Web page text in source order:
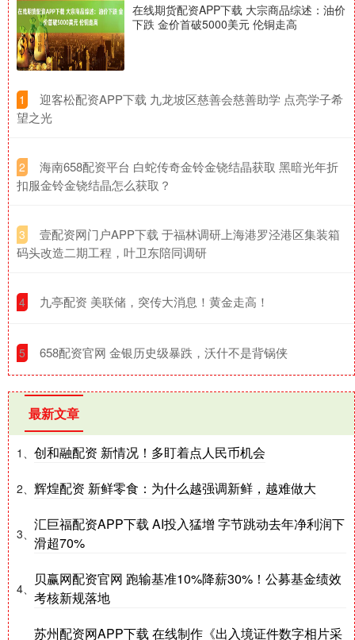
在线期货配资APP下载 大宗商品综述：油价
下跌 金价首破5000美元 伦铜走高
1
​迎客松配资APP下载 九龙坡区慈善会慈善助学 点亮学子希
望之光
2
​海南658配资平台 白蛇传奇金铃金铙结晶获取 黑暗光年折
扣服金铃金铙结晶怎么获取？
3
​壹配资网门户APP下载 于福林调研上海港罗泾港区集装箱
码头改造二期工程，叶卫东陪同调研
4 ​九亭配资 美联储，突传大消息！黄金走高！
5 ​658配资官网 金银历史级暴跌，沃什不是背锅侠
最新文章
1、 创和融配资 新情况！多盯着点人民币机会
2、 辉煌配资 新鲜零食：为什么越强调新鲜，越难做大
3、
汇巨福配资APP下载 AI投入猛增 字节跳动去年净利润下
滑超70%
4、
贝赢网配资官网 跑输基准10%降薪30%！公募基金绩效
考核新规落地
苏州配资网APP下载 在线制作《出入境证件数字相片采